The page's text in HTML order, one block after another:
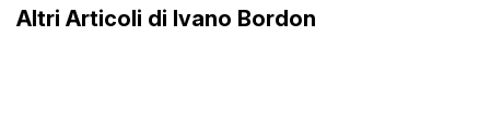
Altri Articoli di Ivano Bordon